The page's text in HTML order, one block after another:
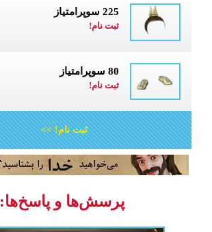
225 سوپرامتیاز
ثبت نام!
80 سوپرامتیاز
ثبت نام!
ثبت نام! >>
پرسش‌ها و پاسخ‌ها: